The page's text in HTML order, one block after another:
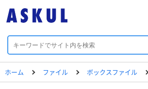
ホーム ファイル ボックスファイル